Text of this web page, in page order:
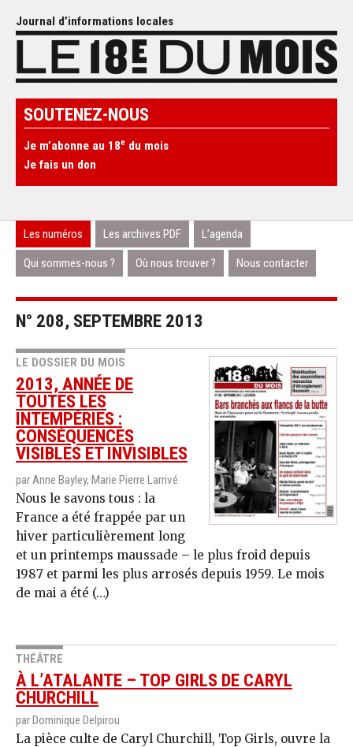
Journal d’informations locales
SOUTENEZ-NOUS
Je m’abonne au 18e du mois
Je fais un don
Les numéros Les archives PDF L’agenda
Qui sommes-nous ? Où nous trouver ? Nous contacter
N° 208, SEPTEMBRE 2013
LE DOSSIER DU MOIS
2013, ANNÉE DE
TOUTES LES
INTEMPÉRIES :
CONSÉQUENCES
VISIBLES ET INVISIBLES
par Anne Bayley, Marie Pierre Larrivé
Nous le savons tous : la
France a été frappée par un
hiver particulièrement long
et un printemps maussade – le plus froid depuis
1987 et parmi les plus arrosés depuis 1959. Le mois
de mai a été (…)
THÉÂTRE
À L’ATALANTE – TOP GIRLS DE CARYL
CHURCHILL
par Dominique Delpirou
La pièce culte de Caryl Churchill, Top Girls, ouvre la